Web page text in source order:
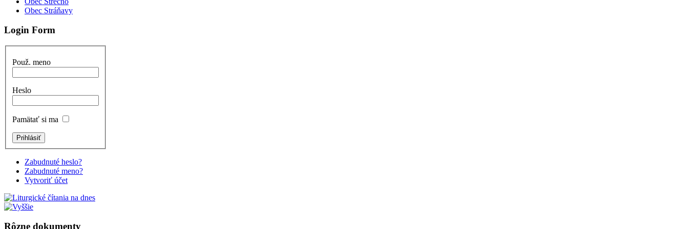
Obec Stráňavy
Login Form
Použ. meno
Heslo
Pamätať si ma
Zabudnuté heslo?
Zabudnuté meno?
Vytvoriť účet
Rôzne dokumenty